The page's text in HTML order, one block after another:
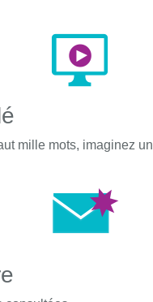
mille mots, imaginez